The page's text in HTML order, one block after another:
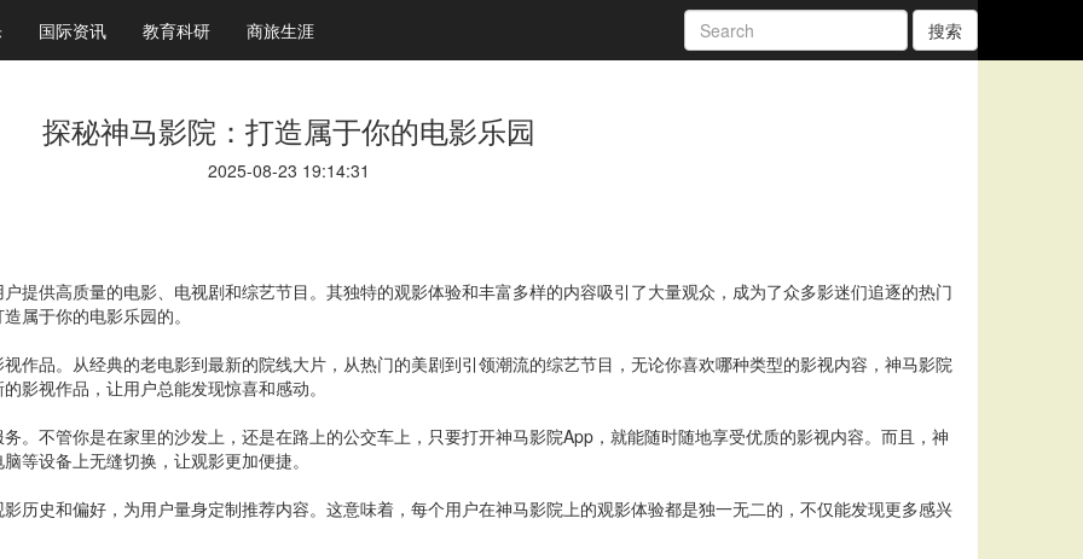
国际资讯 教育科研 商旅生涯 搜索
探秘神马影院：打造属于你的电影乐园
2025-08-23 19:14:31
提供高质量的电影、电视剧和综艺节目。其独特的观影体验和丰富多样的内容吸引了大量观众，成为了众多影迷们追逐的热门
属于你的电影乐园的。
作品。从经典的老电影到最新的院线大片，从热门的美剧到引领潮流的综艺节目，无论你喜欢哪种类型的影视内容，神马影院
影视作品，让用户总能发现惊喜和感动。
。不管你是在家里的沙发上，还是在路上的公交车上，只要打开神马影院App，就能随时随地享受优质的影视内容。而且，神
等设备上无缝切换，让观影更加便捷。
历史和偏好，为用户量身定制推荐内容。这意味着，每个用户在神马影院上的观影体验都是独一无二的，不仅能发现更多感兴